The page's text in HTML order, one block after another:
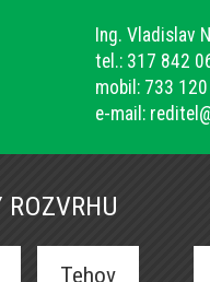
Ing. Vladislav
tel.: 317 842
mobil: 733 120
e-mail:
ROZVRHU
Tehov